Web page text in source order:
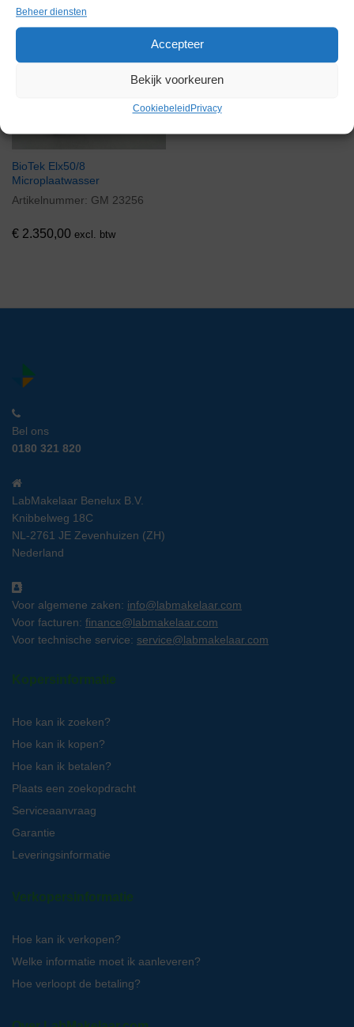
Beheer diensten
Accepteer
Bekijk voorkeuren
Cookiebeleid Privacy
BioTek Elx50/8
Microplaatwasser
Artikelnummer: GM 23256
€ 2.350,00 excl. btw
Bel ons
0180 321 820
LabMakelaar Benelux B.V.
Knibbelweg 18C
NL-2761 JE Zevenhuizen (ZH)
Nederland
Voor algemene zaken: info@labmakelaar.com
Voor facturen: finance@labmakelaar.com
Voor technische service: service@labmakelaar.com
Kopersinformatie
Hoe kan ik zoeken?
Hoe kan ik kopen?
Hoe kan ik betalen?
Plaats een zoekopdracht
Serviceaanvraag
Garantie
Leveringsinformatie
Verkopersinformatie
Hoe kan ik verkopen?
Welke informatie moet ik aanleveren?
Hoe verloopt de betaling?